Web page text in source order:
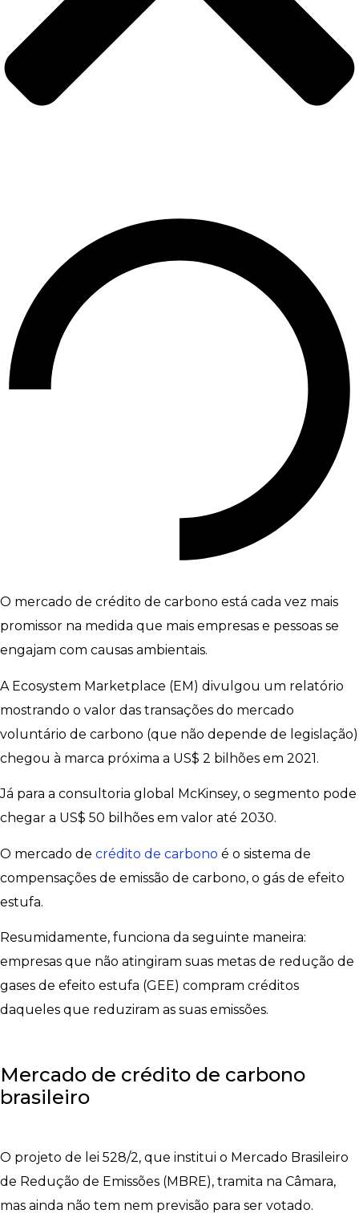
O mercado de crédito de carbono está cada vez mais
promissor na medida que mais empresas e pessoas se
engajam com causas ambientais.
A Ecosystem Marketplace (EM) divulgou um relatório
mostrando o valor das transações do mercado
voluntário de carbono (que não depende de legislação)
chegou à marca próxima a US$ 2 bilhões em 2021.
Já para a consultoria global McKinsey, o segmento pode
chegar a US$ 50 bilhões em valor até 2030.
O mercado de crédito de carbono é o sistema de
compensações de emissão de carbono, o gás de efeito
estufa.
Resumidamente, funciona da seguinte maneira:
empresas que não atingiram suas metas de redução de
gases de efeito estufa (GEE) compram créditos
daqueles que reduziram as suas emissões.
Mercado de crédito de carbono
brasileiro
O projeto de lei 528/2, que institui o Mercado Brasileiro
de Redução de Emissões (MBRE), tramita na Câmara,
mas ainda não tem nem previsão para ser votado.